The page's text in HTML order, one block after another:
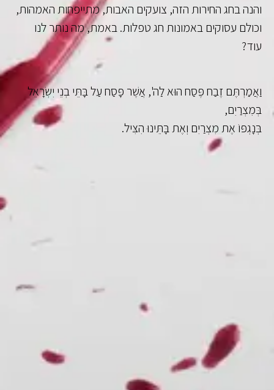
והנה בחג החירות הזה, צועקים האבות, מתייפחות האמהות,
וכולם עסוקים באמונות חג טפלות. באמת, מה נותר לנו
עוד?
וַאֲמַרְתֶּם זֶבַח פֶּסַח הוּא לַה', אֲשֶׁר פָּסַח עַל בָּתֵּי בְנֵי יִשְׂרָאֵל
בְּמִצְרַיִם,
בְּנָגְפּוֹ אֶת מִצְרַיִם וְאֶת בָּתֵּינוּ הִצִּיל.